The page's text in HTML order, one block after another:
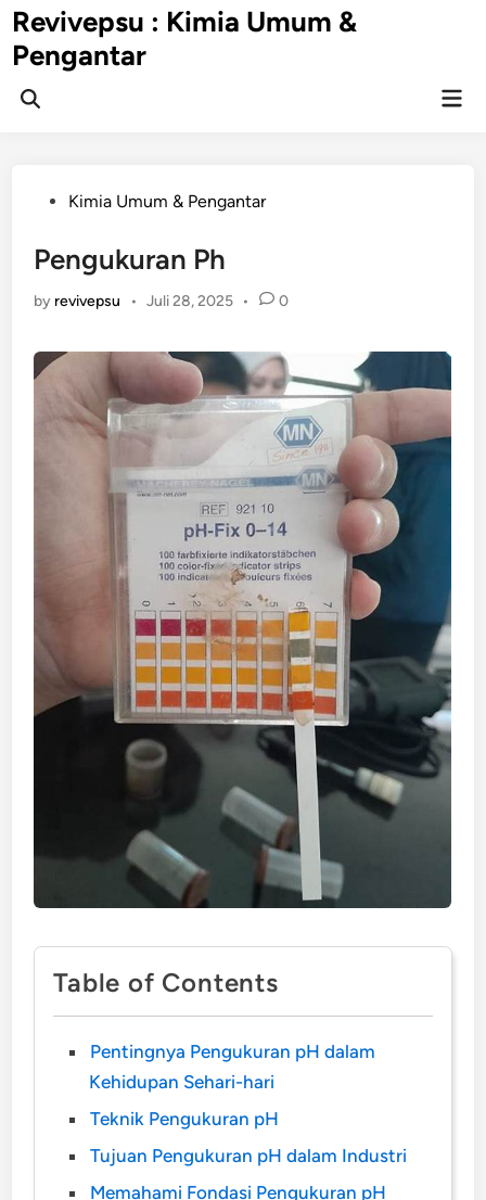
Skip
to
content
Revivepsu : Kimia Umum &
Pengantar
Open
PostedKimia Umum & Pengantar
Pengukuran Ph
by revivepsu • Juli 28, 2025 • 0
Table of Contents
Pentingnya Pengukuran pH dalam
Kehidupan Sehari-hari
Teknik Pengukuran pH
Tujuan Pengukuran pH dalam Industri
Memahami Fondasi Pengukuran pH